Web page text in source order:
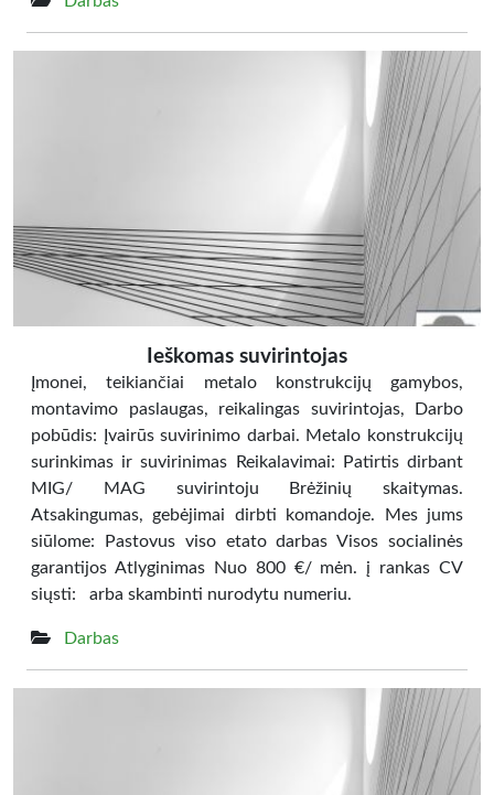
Ieškomas suvirintojas
Įmonei, teikiančiai metalo konstrukcijų gamybos,
montavimo paslaugas, reikalingas suvirintojas, Darbo
pobūdis: Įvairūs suvirinimo darbai. Metalo konstrukcijų
surinkimas ir suvirinimas Reikalavimai: Patirtis dirbant
MIG/ MAG suvirintoju Brėžinių skaitymas.
Atsakingumas, gebėjimai dirbti komandoje. Mes jums
siūlome: Pastovus viso etato darbas Visos socialinės
garantijos Atlyginimas Nuo 800 €/ mėn. į rankas CV
siųsti: arba skambinti nurodytu numeriu.
Darbas